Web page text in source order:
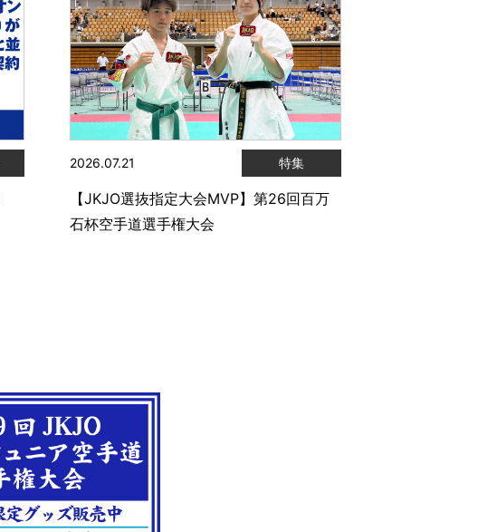
特集
2026.07.21
【JKJO選抜指定大会MVP】第26回百万
石杯空手道選手権大会